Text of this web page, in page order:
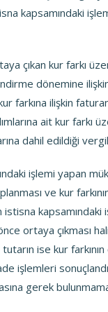
kapsamındaki
çıkan kur farkı
dönemine
farkına ilişkin
ait kur farkı
dahil edildiği
işlemi yapan
ve kur
kapsamındaki
ortaya çıkması
ise kur farkının
işlemleri
gerek